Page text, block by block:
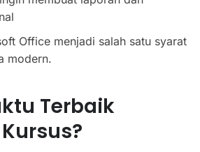
Office menjadi salah satu syarat
modern.
Terbaik